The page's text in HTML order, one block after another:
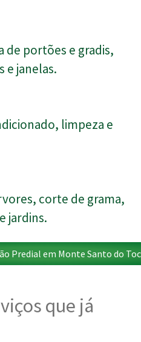
de portões e gradis,
e janelas.
limpeza e
corte de grama,
jardins.
Predial em Monte Santo do
que já